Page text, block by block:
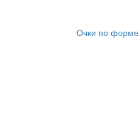
Очки по форме